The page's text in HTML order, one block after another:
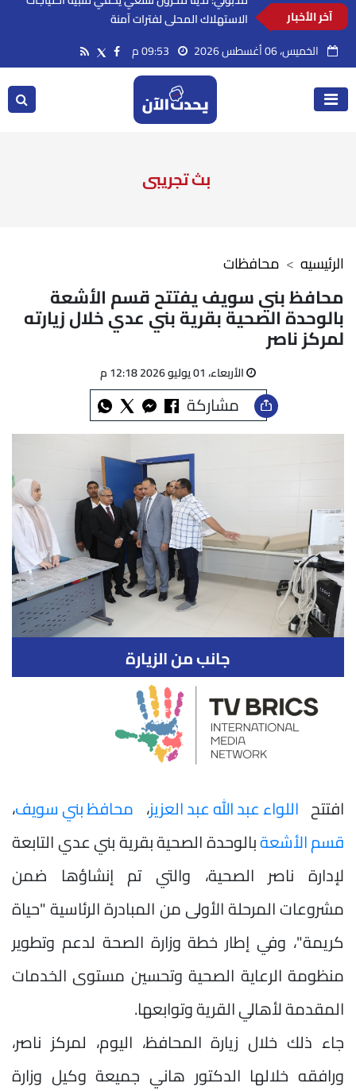
آخر الأخبار
مدبولي: لدينا مخزون سلعي يكفي لتلبية احتياجات
الخميس، 06 أغسطس 2026
بث تجريبى
محافظات الرئيسيه
محافظ بني سويف يفتتح قسم الأشعة
بالوحدة الصحية بقرية بني عدي خلال زيارته
لمركز ناصر
الأربعاء، 01 يوليو 2026 12:18 م
مشاركة
جانب من الزيارة
افتتح اللواء عبد الله عبد العزيز، محافظ بني سويف،
قسم الأشعةبالوحدة الصحية بقرية بني عدي التابعة
لإدارة ناصر الصحية، والتي تم إنشاؤها ضمن
مشروعات المرحلة الأولى من المبادرة الرئاسية "حياة
كريمة"، وفي إطار خطة وزارة الصحة لدعم وتطوير
منظومة الرعاية الصحية وتحسين مستوى الخدمات
المقدمة لأهالي القرية وتوابعها.
جاء ذلك خلال زيارة المحافظ، اليوم، لمركز ناصر،
ورافقه خلالها الدكتور هاني جميعة وكيل وزارة